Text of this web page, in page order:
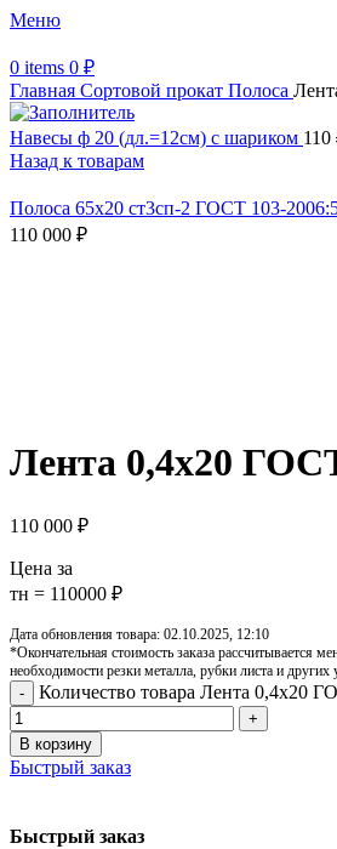
Меню
0 items 0 ₽
Главная Сортовой прокат Полоса
Навесы ф 20 (дл.=12см) с шариком 110
Назад к товарам
Полоса 65х20 ст3сп-2 ГОСТ 103-
110 000 ₽
Лента 0,4х20
110 000 ₽
Цена за
тн = 110000 ₽
Дата обновления товара: 02.10.2025, 12:10
*Окончательная стоимость заказа рассчитывается
необходимости резки металла, рубки листа и других
Количество товара Лента 0,4х20
В корзину
Быстрый заказ
Быстрый заказ